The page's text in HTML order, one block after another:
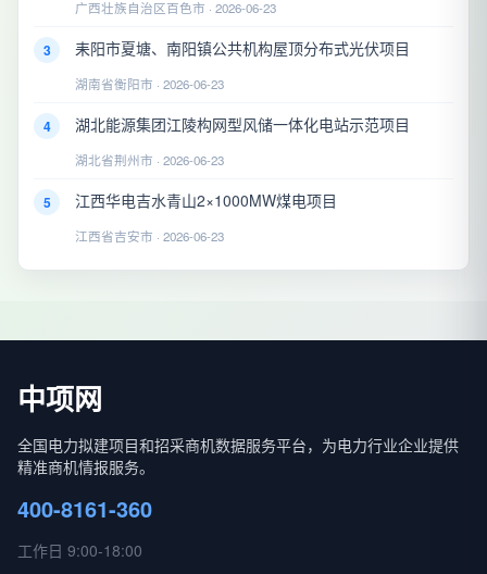
广西壮族自治区百色市 · 2026-06-23
3 耒阳市夏塘、南阳镇公共机构屋顶分布式光伏项目
湖南省衡阳市 · 2026-06-23
4 湖北能源集团江陵构网型风储一体化电站示范项目
湖北省荆州市 · 2026-06-23
5 江西华电吉水青山2×1000MW煤电项目
江西省吉安市 · 2026-06-23
中项网
全国电力拟建项目和招采商机数据服务平台，为电力行业企业提供
精准商机情报服务。
400-8161-360
工作日 9:00-18:00